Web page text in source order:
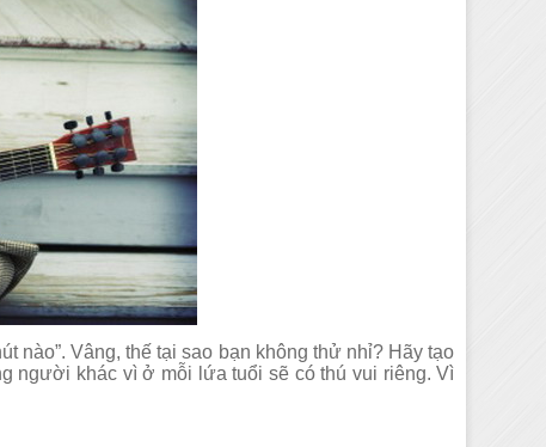
nào”. Vâng, thế tại sao bạn không thử nhỉ? Hãy tạo
người khác vì ở mỗi lứa tuổi sẽ có thú vui riêng. Vì